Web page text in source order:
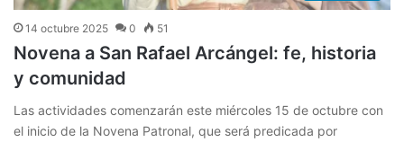
14 octubre 2025 0 51
Novena a San Rafael Arcángel: fe, historia
y comunidad
Las actividades comenzarán este miércoles 15 de octubre con
el inicio de la Novena Patronal, que será predicada por